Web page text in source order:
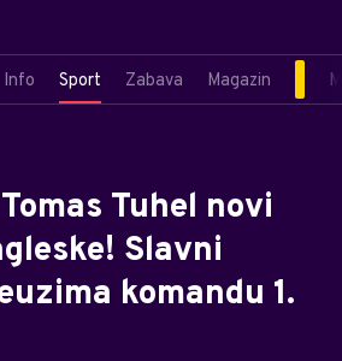
Info Sport Zabava Magazin
Tuhel novi
Slavni
komandu 1.